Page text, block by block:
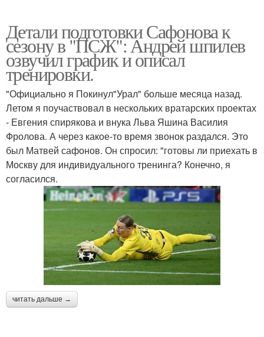
Детали подготовки Сафонова к
сезону в "ПСЖ": Андрей шпилев
озвучил график и описал
тренировки.
"Официально я Покинул"Урал" больше месяца назад.
Летом я поучаствовал в нескольких вратарских проектах
- Евгения спирякова и внука Льва Яшина Василия
Фролова. А через какое-то время звонок раздался. Это
был Матвей сафонов. Он спросил: "готовы ли приехать в
Москву для индивидуального тренинга? Конечно, я
согласился.
читать дальше →